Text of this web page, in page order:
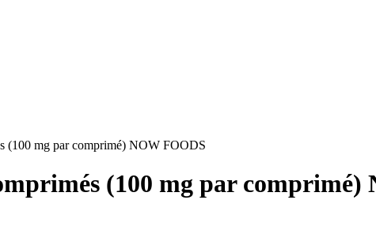
(100 mg par comprimé) NOW FOODS
(100 mg par comprimé)